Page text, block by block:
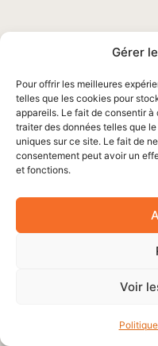
Gérer
Pour offrir les meilleures
telles que les cookies pour
appareils. Le fait de consentir
traiter des données telles que
uniques sur ce site. Le fait de
consentement peut avoir un
et fonctions.
Voir